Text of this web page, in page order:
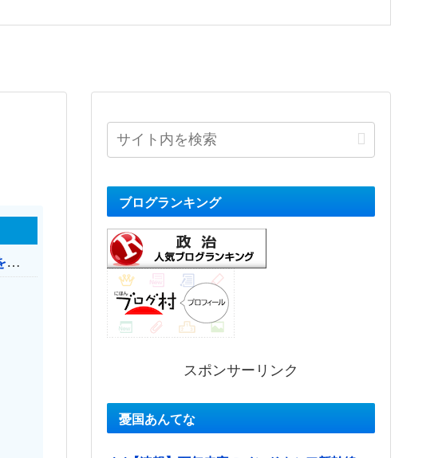
【消費税率1％】 「下げるのが筋なんですけど…」消費減税で値下がりする分と同じだけ商品を値上げして店頭価格を変えない店も
ブログランキング
スポンサーリンク
憂国あんてな